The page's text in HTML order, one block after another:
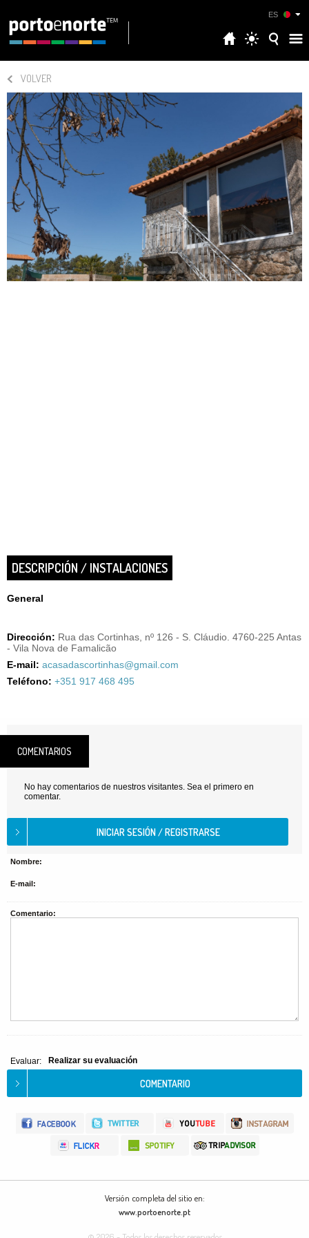
ES
VOLVER
DESCRIPCIÓN / INSTALACIONES
General
Dirección: Rua das Cortinhas, nº 126 - S. Cláudio. 4760-225 Antas
- Vila Nova de Famalicão
E-mail: acasadascortinhas@gmail.com
Teléfono: +351 917 468 495
COMENTARIOS
No hay comentarios de nuestros visitantes. Sea el primero en
comentar.
Nombre:
E-mail:
Comentario:
Evaluar: Realizar su evaluación
Versión completa del sitio en:
www.portoenorte.pt